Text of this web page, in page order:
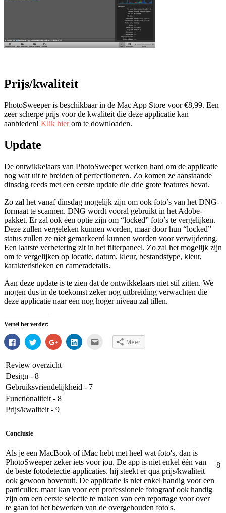
Prijs/kwaliteit
PhotoSweeper is beschikbaar in de Mac App Store voor €8,99. Een
zeer scherpe prijs voor de kwaliteit die deze applicatie kan
aanbieden! Klik hierom te downloaden.
Update
De ontwikkelaars van PhotoSweeper werken hard om de applicatie
nog wat uit te breiden of perfectioneren. Zo komen ze aanstaande
dinsdag reeds met een eerste update die drie grote features bevat.
Zo zal het vanaf dinsdag mogelijk zijn om ook foto’s van het DNG-
formaat te scannen. DNG wordt vooral gebruikt in het Adobe-
pakket. Er zal ook een optie zijn om “locked” foto’s te vergelijken.
Deze zullen vergeleken kunnen worden, maar door hun “locked”
status zullen ze niet gemarkeerd kunnen worden voor verwijdering.
Een laatste verbetering zit in het filterpaneel. Zo zal het mogelijk zijn
om te vergelijken op locatie, datum, kleur, bestandstype, kleur,
karakteristieken en cameradetails.
Aan deze update is te zien dat de ontwikkelaars niet stil zitten. We
mogen dus in de toekomst zeker nog uitbreiding verwachten die
deze applicatie naar een nog hoger niveau zal tillen.
Vertel het verder:
Klik
om
op
Facebook
(Wordt
in
een
nieuw
venster
geopend)
Klik
om
met
Twitter
(Wordt
in
een
nieuw
venster
geopend)
Klik
om
te
delen
in
een
nieuw
venster
geopend)
Klik
om
in
een
Meer
Review overzicht
Design - 8
Gebruiksvriendelijkheid - 7
Functionaliteit - 8
Prijs/kwaliteit - 9
Conclusie
Als je een MacBook of iMac hebt met heel wat foto's, dan is
PhotoSweeper zeker iets voor jou. De app is niet enkel één van
de beste fotodetectie-applicaties, hij steekt er qua prijs/kwaliteit
ook gewoon bovenuit. De applicatie is niet enkel handig voor een
particulier, maar kan voor een professionele fotograaf ook handig
zijn om een eerste selectie te maken van een reportage voor over
te gaan tot het bewerken van de overgehouden foto's.
8